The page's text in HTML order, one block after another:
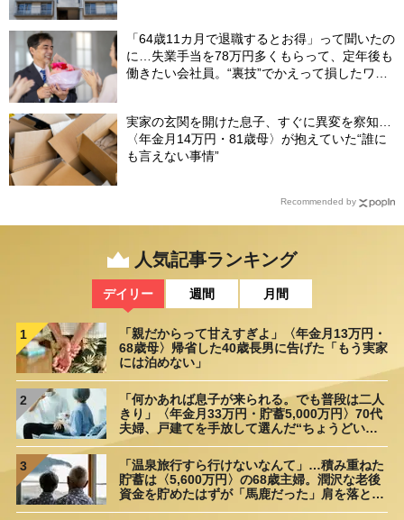
「64歳11カ月で退職するとお得」って聞いたの
に…失業手当を78万円多くもらって、定年後も
働きたい会社員。“裏技”でかえって損したワケ
実家の玄関を開けた息子、すぐに異変を察知…
〈年金月14万円・81歳母〉が抱えていた“誰に
も言えない事情”
Recommended by
人気記事ランキング
デイリー 週間 月間
1
「親だからって甘えすぎよ」〈年金月13万円・
68歳母〉帰省した40歳長男に告げた「もう実家
には泊めない」
2
「何かあれば息子が来られる。でも普段は二人
きり」〈年金月33万円・貯蓄5,000万円〉70代
夫婦、戸建てを手放して選んだ“ちょうどいい
3
「温泉旅行すら行けないなんて」…積み重ねた
貯蓄は〈5,600万円〉の68歳主婦。潤沢な老後
資金を貯めたはずが「馬鹿だった」肩を落とす